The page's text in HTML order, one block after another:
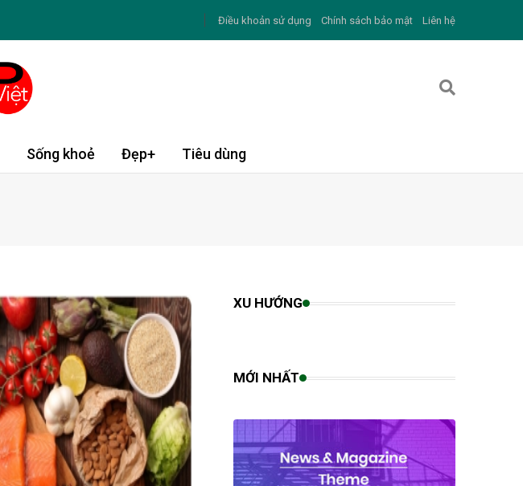
lợi
Điều khoản sử dụng Chính sách bảo mật Liên hệ
Sống khoẻ Đẹp+ Tiêu dùng
XU HƯỚNG
MỚI NHẤT